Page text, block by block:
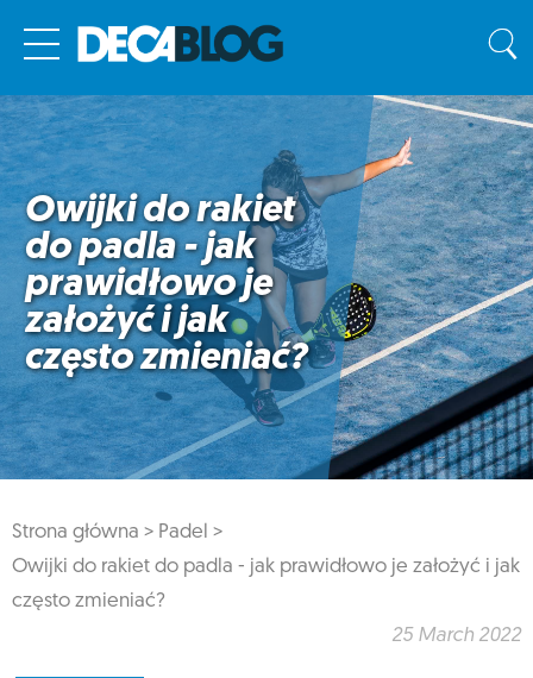
Owijki do rakiet
do padla - jak
prawidłowo je
założyć i jak
często zmieniać?
Strona główna > Padel >
Owijki do rakiet do padla - jak prawidłowo je założyć i jak
często zmieniać?
25 March 2022